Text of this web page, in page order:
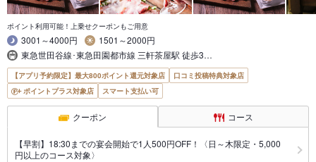
ポイント利用可能！上乗せクーポンもご用意
3001～4000円
1501～2000円
東急世田谷線･東急田園都市線 三軒茶屋駅 徒歩3…
【アプリ予約限定】最大800ポイント還元対象店
口コミ投稿特典対象店
ポイントプラス対象店
スマート支払い可
クーポン コース
【早割】18:30までの宴会開始で1人500円OFF！〈日～木限定・5,000
円以上のコース対象〉